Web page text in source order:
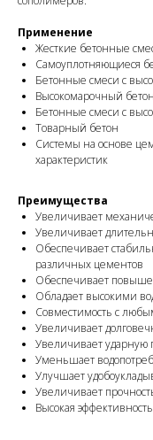
Применение
Жесткие бетонные
Самоуплотняющиеся
Бетонные смеси с
Высокомарочный бетон
Бетонные смеси с
Товарный бетон
Системы на основе
характеристик
Преимущества
Увеличивает
Увеличивает
Обеспечивает
различных цементов
Обеспечивает
Обладает высокими
Совместимость с
Увеличивает
Увеличивает ударную
Уменьшает
Улучшает
Увеличивает
Высокая